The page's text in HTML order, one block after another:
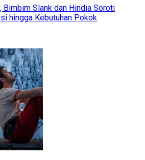
Bimbim Slank dan Hindia Soroti
hingga Kebutuhan Pokok